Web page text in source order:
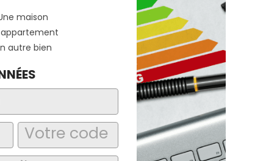
maison
appartement
autre bien